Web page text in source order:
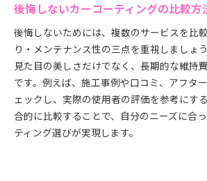
後悔しないカーコーティングの比較方
後悔しないためには、複数のサービスを比
り・メンテナンス性の三点を重視しましょ
見た目の美しさだけでなく、長期的な維持
です。例えば、施工事例や口コミ、アフタ
ェックし、実際の使用者の評価を参考にす
合的に比較することで、自分のニーズに合
ティング選びが実現します。